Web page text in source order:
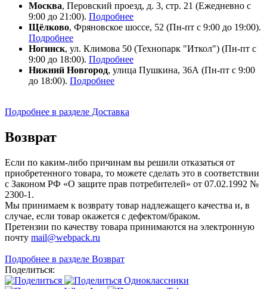
Москва, Перовский проезд, д. 3, стр. 21 (Ежедневно с
9:00 до 21:00). Подробнее
Щёлково, Фряновское шоссе, 52 (Пн-пт с 9:00 до 19:00).
Подробнее
Ногинск, ул. Климова 50 (​Технопарк "Иткол") (Пн-пт с
9:00 до 18:00). Подробнее
Нижний Новгород, улица Пушкина, 36А (Пн-пт с 9:00
до 18:00). Подробнее
Подробнее в разделе Доставка
Возврат
Если по каким-либо причинам вы решили отказаться от
приобретенного товара, то можете сделать это в соответствии
с Законом РФ «О защите прав потребителей» от 07.02.1992 №
2300-1.
Мы принимаем к возврату товар надлежащего качества и, в
случае, если товар окажется с дефектом/браком.
Претензии по качеству товара принимаются на электронную
почту mail@webpack.ru
Подробнее в разделе Возврат
Поделиться: